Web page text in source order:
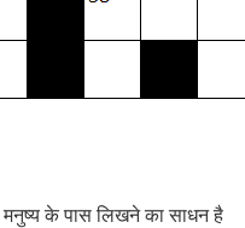
के पास लिखने का साधन है